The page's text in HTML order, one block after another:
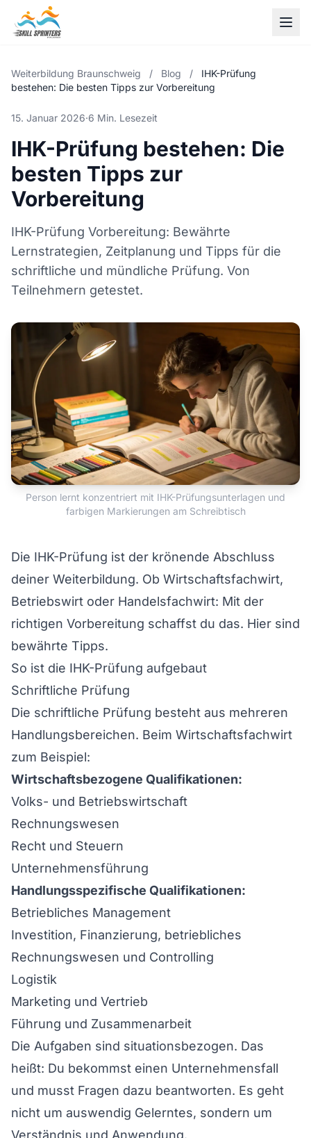
Weiterbildung Braunschweig / Blog /
IHK-Prüfung
bestehen: Die besten Tipps zur Vorbereitung
15. Januar 2026·6 Min. Lesezeit
IHK-Prüfung bestehen: Die
besten Tipps zur
Vorbereitung
IHK-Prüfung Vorbereitung: Bewährte
Lernstrategien, Zeitplanung und Tipps für die
schriftliche und mündliche Prüfung. Von
Teilnehmern getestet.
Person lernt konzentriert mit IHK-Prüfungsunterlagen und
farbigen Markierungen am Schreibtisch
Die IHK-Prüfung ist der krönende Abschluss
deiner Weiterbildung. Ob Wirtschaftsfachwirt,
Betriebswirt oder Handelsfachwirt: Mit der
richtigen Vorbereitung schaffst du das. Hier sind
bewährte Tipps.
So ist die IHK-Prüfung aufgebaut
Schriftliche Prüfung
Die schriftliche Prüfung besteht aus mehreren
Handlungsbereichen. Beim Wirtschaftsfachwirt
zum Beispiel:
Wirtschaftsbezogene Qualifikationen:
Volks- und Betriebswirtschaft
Rechnungswesen
Recht und Steuern
Unternehmensführung
Handlungsspezifische Qualifikationen:
Betriebliches Management
Investition, Finanzierung, betriebliches
Rechnungswesen und Controlling
Logistik
Marketing und Vertrieb
Führung und Zusammenarbeit
Die Aufgaben sind situationsbezogen. Das
heißt: Du bekommst einen Unternehmensfall
und musst Fragen dazu beantworten. Es geht
nicht um auswendig Gelerntes, sondern um
Verständnis und Anwendung.